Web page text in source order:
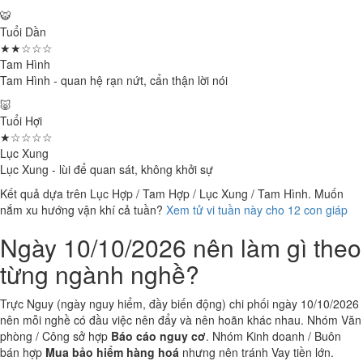
🐯
Tuổi Dần
★★☆☆☆
Tam Hình
Tam Hình - quan hệ rạn nứt, cẩn thận lời nói
🐷
Tuổi Hợi
★☆☆☆☆
Lục Xung
Lục Xung - lùi để quan sát, không khởi sự
Kết quả dựa trên Lục Hợp / Tam Hợp / Lục Xung / Tam Hình. Muốn
nắm xu hướng vận khí cả tuần? Xem tử vi tuần này cho 12 con giáp
Ngày 10/10/2026 nên làm gì theo
từng ngành nghề?
Trực Nguy (ngày nguy hiểm, đầy biến động) chi phối ngày 10/10/2026
nên mỗi nghề có đầu việc nên đẩy và nên hoãn khác nhau. Nhóm Văn
phòng / Công sở hợp Báo cáo nguy cơ. Nhóm Kinh doanh / Buôn
bán hợp Mua bảo hiểm hàng hoá nhưng nên tránh Vay tiền lớn.